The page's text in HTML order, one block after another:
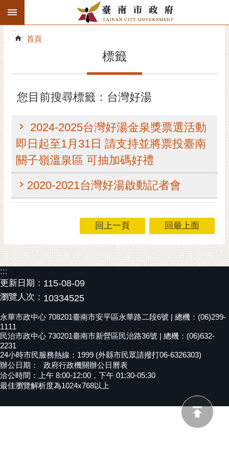
跳到主要內容區塊
搜
階
精彩府城
市府團隊
主題服務
市政資訊
黃
偉
哲
螢
光
泉
桐
花
祭
網
:::
:::
首頁
標籤
您目前搜尋標籤：台灣好湯
2024-2025台灣好湯金泉獎票選活動
即日起至1月31日 請支持並將票投臺南
關子嶺溫泉區 可抽加碼好禮
2020-2021台灣好湯啟動記者會
回上一頁 回最上面
:::
更新日期： 115-08-09
瀏覽人次： 10334525
永華市政中心 708201臺南市安平區永華路二段6號 | 總機：(06)299-
1111
民治市政中心 730201臺南市新營區民治路36號 | 總機：(06)632-
2231
24小時市民服務熱線：1999 (外縣市民眾請撥打06-6326303)
辦公日期：
政府行政機關辦公日曆表
洽公時間：上午 8:00-12:00，下午 01:30-05:30
最佳瀏覽解析度為1024x768以上